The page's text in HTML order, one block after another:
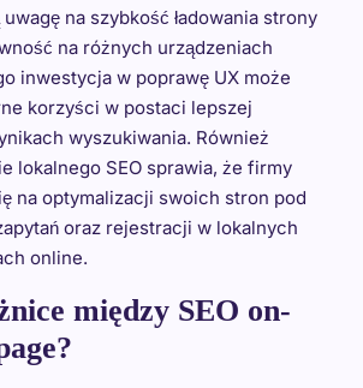
na szybkość ładowania strony
na różnych urządzeniach
inwestycja w poprawę UX może
korzyści w postaci lepszej
wyszukiwania. Również
lokalnego SEO sprawia, że firmy
na optymalizacji swoich stron pod
oraz rejestracji w lokalnych
online.
między SEO on-